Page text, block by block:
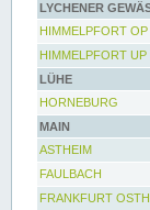
LYCHENER
HIMMELPFORT OP
HIMMELPFORT UP
LÜHE
HORNEBURG
MAIN
ASTHEIM
FAULBACH
FRANKFURT